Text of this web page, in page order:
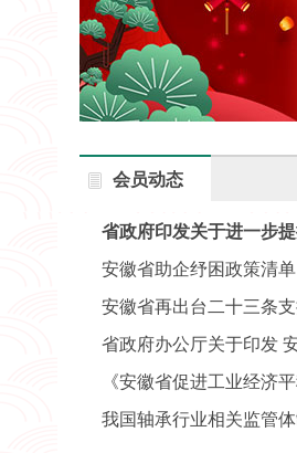
会员动态
省政府印发关于进一步
知
安徽省助企纾困政策清
安徽省再出台二十三条
省政府办公厅关于印发
《安徽省促进工业经济
我国轴承行业相关监管